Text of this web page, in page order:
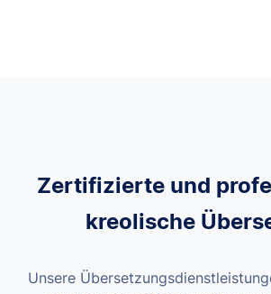
Zertifizierte und
kreolische
Unsere